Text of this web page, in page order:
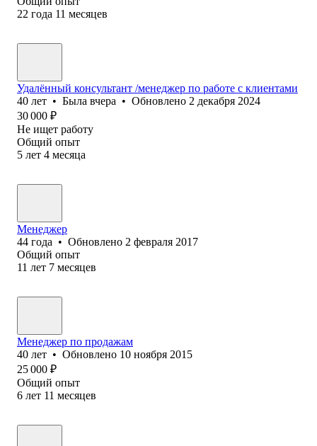
22 года 11 месяцев
Удалённый консультант /менеджер по работе с клиентами
40 лет • Была вчера • Обновлено 2 декабря 2024
30 000 ₽
Не ищет работу
Общий опыт
5 лет 4 месяца
Менеджер
44 года • Обновлено 2 февраля 2017
Общий опыт
11 лет 7 месяцев
Менеджер по продажам
40 лет • Обновлено 10 ноября 2015
25 000 ₽
Общий опыт
6 лет 11 месяцев